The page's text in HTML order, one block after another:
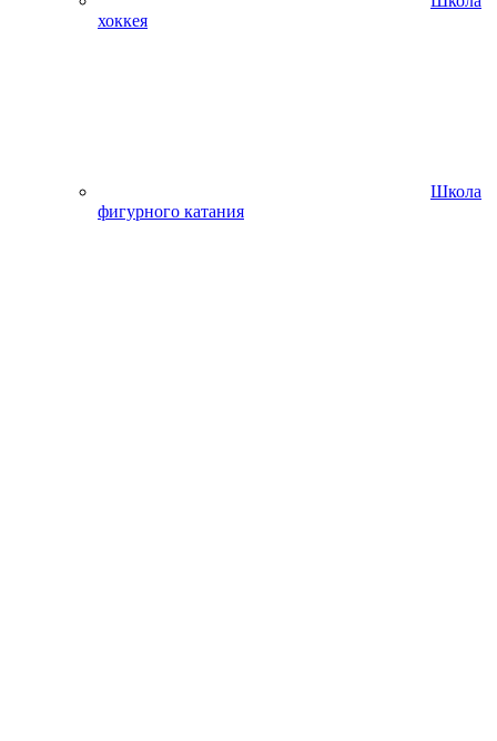
хоккея
Школа
фигурного катания